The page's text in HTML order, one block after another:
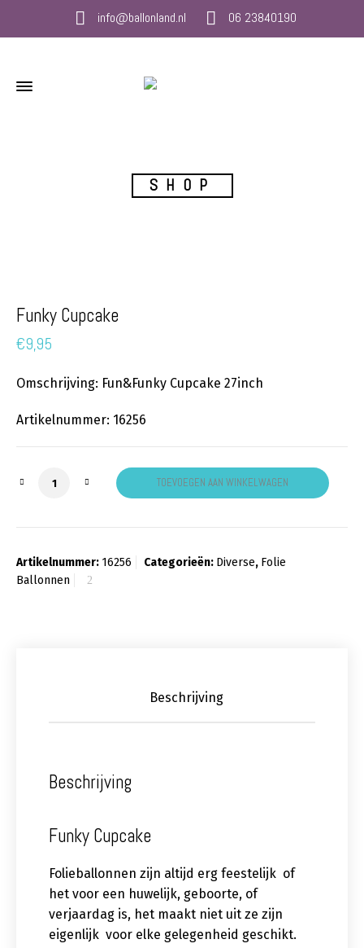
info@ballonland.nl 06 23840190
SHOP
Funky Cupcake
€9,95
Omschrijving: Fun&Funky Cupcake 27inch
Artikelnummer: 16256
Funky Cupcake aantalTOEVOEGEN AAN WINKELWAGEN
Artikelnummer: 16256 Categorieën: Diverse, Folie
Ballonnen
Beschrijving
Beschrijving
Funky Cupcake
Folieballonnen zijn altijd erg feestelijk of
het voor een huwelijk, geboorte, of
verjaardag is, het maakt niet uit ze zijn
eigenlijk voor elke gelegenheid geschikt.